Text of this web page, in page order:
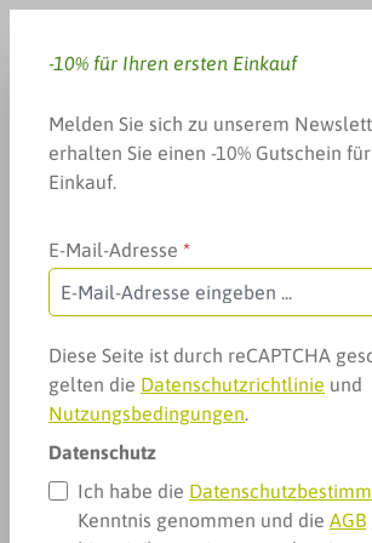
Du hast
Arzneimittel & mehr
Hyaluronsäure-Produkte
Casida Vitamin C
Hyaluron
-10% für Ihren ersten Einkauf
Melden Sie sich zu unserem
erhalten Sie einen -10% Gutschein
Einkauf.
E-Mail-Adresse *
Diese Seite ist durch reCAPTCHA
gelten die Datenschutzrichtlinie und
Nutzungsbedingungen.
Datenschutz
Ich habe die
Kenntnis genommen und die AGB